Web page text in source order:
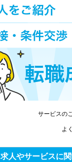
サービスの
よ
求人やサービスに